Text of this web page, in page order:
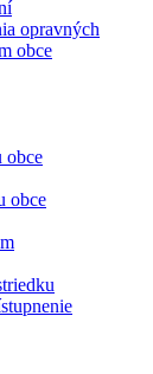
opravných
obce
obce
obce